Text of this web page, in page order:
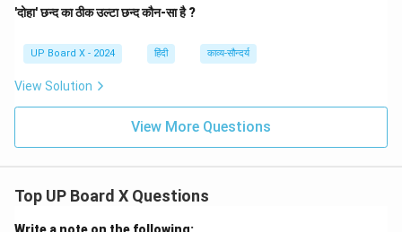
'दोहा' छन्द का ठीक उल्टा छन्द कौन-सा है ?
UP Board X - 2024 हिंदी काव्य-सौन्दर्य
View Solution
View More Questions
Top UP Board X Questions